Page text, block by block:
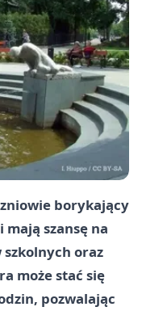
borykający
szansę na
oraz
może stać się
pozwalając